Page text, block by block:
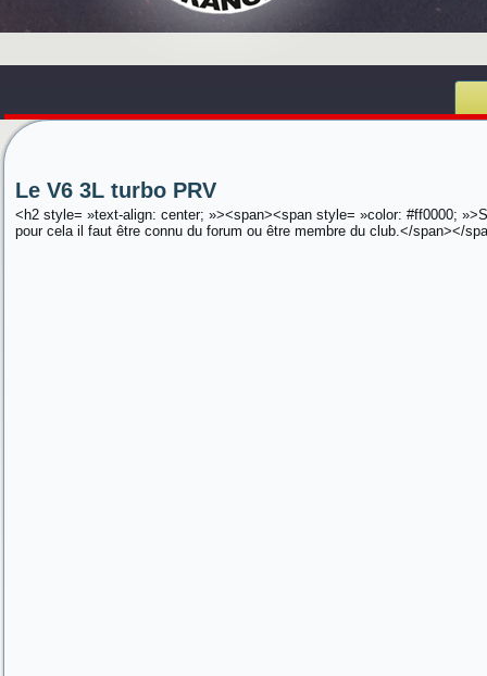
Le V6 3L turbo PRV
<h2 style= »text-align: center; »><span><span style= »color: #ff0000;
pour cela il faut être connu du forum ou être membre du club.</span></